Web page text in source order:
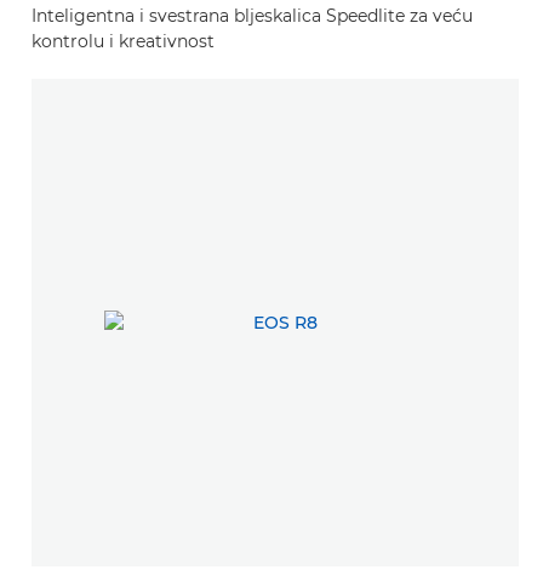
Inteligentna i svestrana bljeskalica Speedlite za veću
kontrolu i kreativnost